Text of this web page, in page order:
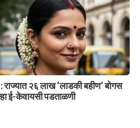
२६ लाख ‘लाडकी बहीण’ बोगस
ई-केवायसी पडताळणी